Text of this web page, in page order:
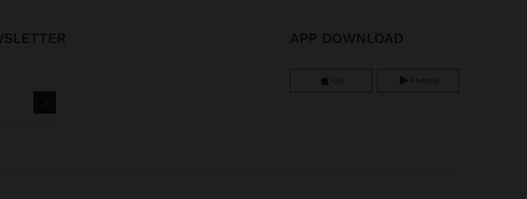
APP DOWNLOAD
iOS Android